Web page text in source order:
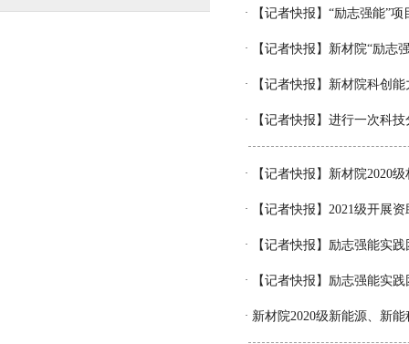
· 【记者快报】“励志强能”
· 【记者快报】新材院“励志
· 【记者快报】新材院科创
· 【记者快报】进行一次科
· 【记者快报】新材院2020
· 【记者快报】2021级开展
· 【记者快报】励志强能实
· 【记者快报】励志强能实
· 新材院2020级新能源、新